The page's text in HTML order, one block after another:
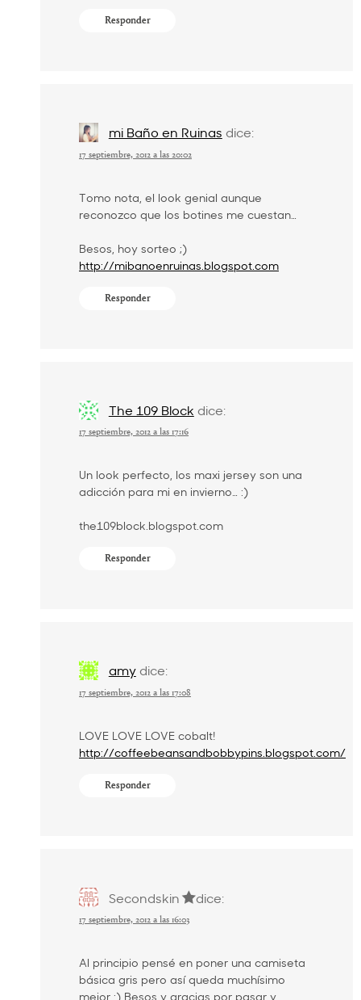
Responder
mi Baño en Ruinas dice:
17 septiembre, 2012 a las 20:02
Tomo nota, el look genial aunque
reconozco que los botines me cuestan…
Besos, hoy sorteo ;)
http://mibanoenruinas.blogspot.com
Responder
The 109 Block dice:
17 septiembre, 2012 a las 17:16
Un look perfecto, los maxi jersey son una
adicción para mi en invierno… :)
the109block.blogspot.com
Responder
amy dice:
17 septiembre, 2012 a las 17:08
LOVE LOVE LOVE cobalt!
http://coffeebeansandbobbypins.blogspot.com/
Responder
Secondskin dice:
17 septiembre, 2012 a las 16:03
Al principio pensé en poner una camiseta
básica gris pero así queda muchísimo
mejor :) Besos y gracias por pasar y